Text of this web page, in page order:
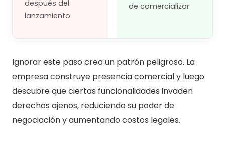
después del
lanzamiento
de comercializar
Ignorar este paso crea un patrón peligroso. La
empresa construye presencia comercial y luego
descubre que ciertas funcionalidades invaden
derechos ajenos, reduciendo su poder de
negociación y aumentando costos legales.